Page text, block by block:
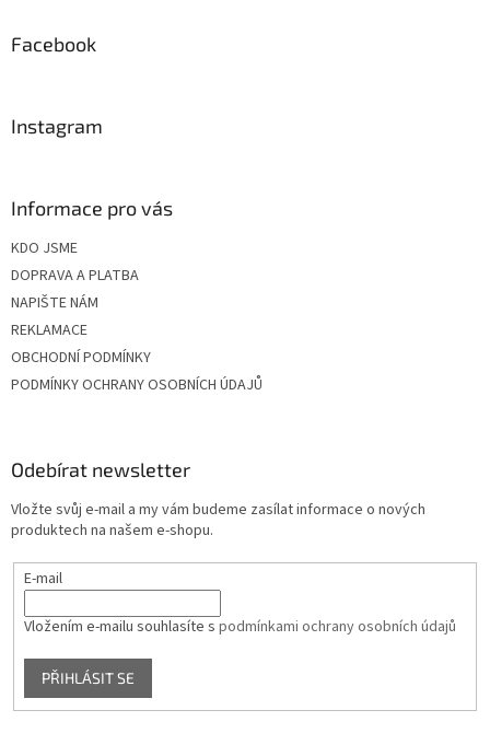
Facebook
Instagram
Informace pro vás
KDO JSME
DOPRAVA A PLATBA
NAPIŠTE NÁM
REKLAMACE
OBCHODNÍ PODMÍNKY
PODMÍNKY OCHRANY OSOBNÍCH ÚDAJŮ
Odebírat newsletter
Vložte svůj e-mail a my vám budeme zasílat informace o nových
produktech na našem e-shopu.
E-mail
Vložením e-mailu souhlasíte s podmínkami ochrany osobních údajů
PŘIHLÁSIT SE